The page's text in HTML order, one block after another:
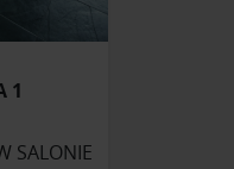
1
SALONIE